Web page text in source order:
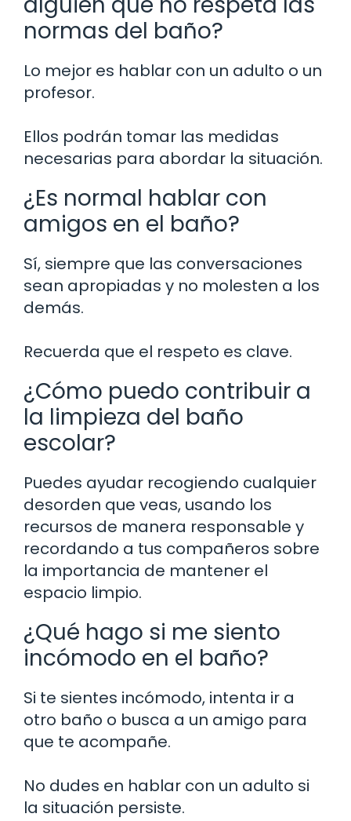
normas del baño?
Lo mejor es hablar con un adulto o un
profesor.
Ellos podrán tomar las medidas
necesarias para abordar la situación.
¿Es normal hablar con
amigos en el baño?
Sí, siempre que las conversaciones
sean apropiadas y no molesten a los
demás.
Recuerda que el respeto es clave.
¿Cómo puedo contribuir a
la limpieza del baño
escolar?
Puedes ayudar recogiendo cualquier
desorden que veas, usando los
recursos de manera responsable y
recordando a tus compañeros sobre
la importancia de mantener el
espacio limpio.
¿Qué hago si me siento
incómodo en el baño?
Si te sientes incómodo, intenta ir a
otro baño o busca a un amigo para
que te acompañe.
No dudes en hablar con un adulto si
la situación persiste.